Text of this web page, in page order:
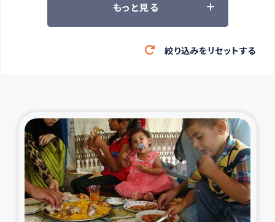
緊急救援の時代
東ティモール豪雨緊急支援
大雨による洪水被災者支援
カカオ生産者支援事業
シリア国内避難民・帰還民の生活再建支援
もっと見る
絞り込みをリセットする